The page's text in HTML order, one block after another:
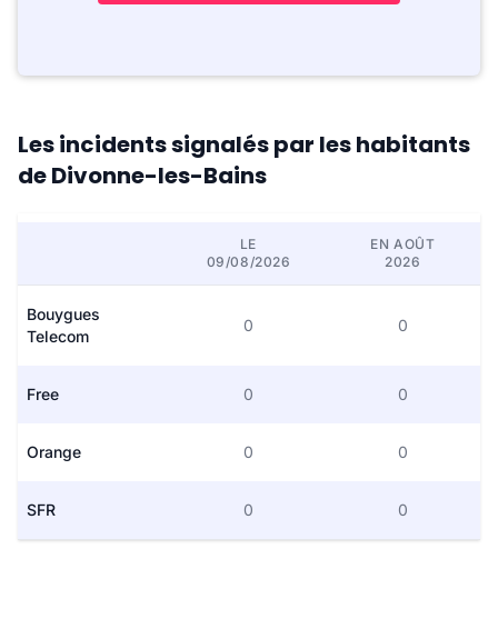
Les incidents signalés par les habitants
de Divonne-les-Bains
LE
09/08/2026
EN AOÛT
2026
Bouygues
Telecom
0 0
Free 0 0
Orange 0 0
SFR 0 0